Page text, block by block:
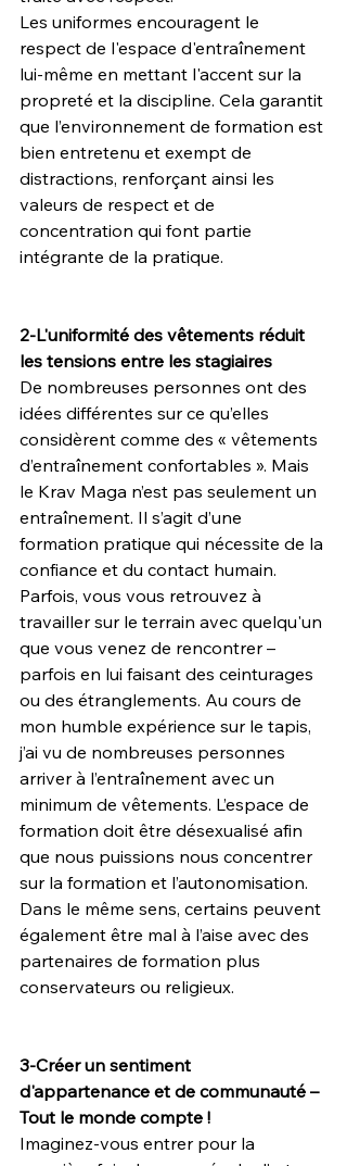
Les uniformes encouragent le
respect de l'espace d'entraînement
lui-même en mettant l'accent sur la
propreté et la discipline. Cela garantit
que l’environnement de formation est
bien entretenu et exempt de
distractions, renforçant ainsi les
valeurs de respect et de
concentration qui font partie
intégrante de la pratique.
2-L'uniformité des vêtements réduit
les tensions entre les stagiaires
De nombreuses personnes ont des
idées différentes sur ce qu’elles
considèrent comme des « vêtements
d’entraînement confortables ». Mais
le Krav Maga n’est pas seulement un
entraînement. Il s’agit d’une
formation pratique qui nécessite de la
confiance et du contact humain.
Parfois, vous vous retrouvez à
travailler sur le terrain avec quelqu'un
que vous venez de rencontrer –
parfois en lui faisant des ceinturages
ou des étranglements. Au cours de
mon humble expérience sur le tapis,
j’ai vu de nombreuses personnes
arriver à l’entraînement avec un
minimum de vêtements. L’espace de
formation doit être désexualisé afin
que nous puissions nous concentrer
sur la formation et l’autonomisation.
Dans le même sens, certains peuvent
également être mal à l’aise avec des
partenaires de formation plus
conservateurs ou religieux.
3-Créer un sentiment
d'appartenance et de communauté –
Tout le monde compte !
Imaginez-vous entrer pour la